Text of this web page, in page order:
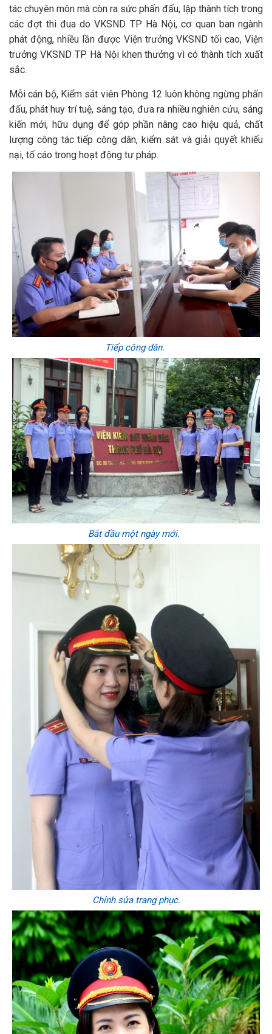
tác chuyên môn mà còn ra sức phấn đấu, lập thành tích trong
các đợt thi đua do VKSND TP Hà Nội, cơ quan ban ngành
phát động, nhiều lần được Viện trưởng VKSND tối cao, Viện
trưởng VKSND TP Hà Nội khen thưởng vì có thành tích xuất
sắc.
Mỗi cán bộ, Kiểm sát viên Phòng 12 luôn không ngừng phấn
đấu, phát huy trí tuệ, sáng tạo, đưa ra nhiều nghiên cứu, sáng
kiến mới, hữu dụng để góp phần nâng cao hiệu quả, chất
lượng công tác tiếp công dân, kiểm sát và giải quyết khiếu
nại, tố cáo trong hoạt động tư pháp.
Tiếp công dân.
Bắt đầu một ngày mới.
Chỉnh sửa trang phục.